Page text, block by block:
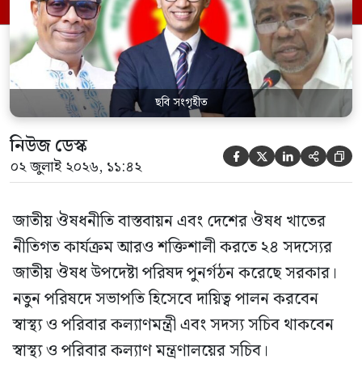
কর্তৃপক্ষ (বিডা)-এর নির্বাহী চেয়ারম্যান এবং
জাতীয় […]
ছবি সংগৃহীত
নিউজ ডেস্ক
০২ জুলাই ২০২৬, ১১:৪২     
জাতীয় ঔষধনীতি বাস্তবায়ন এবং দেশের ঔষধ খাতের
নীতিগত কার্যক্রম আরও শক্তিশালী করতে ২৪ সদস্যের
জাতীয় ঔষধ উপদেষ্টা পরিষদ পুনর্গঠন করেছে সরকার।
নতুন পরিষদে সভাপতি হিসেবে দায়িত্ব পালন করবেন
স্বাস্থ্য ও পরিবার কল্যাণমন্ত্রী এবং সদস্য সচিব থাকবেন
স্বাস্থ্য ও পরিবার কল্যাণ মন্ত্রণালয়ের সচিব।